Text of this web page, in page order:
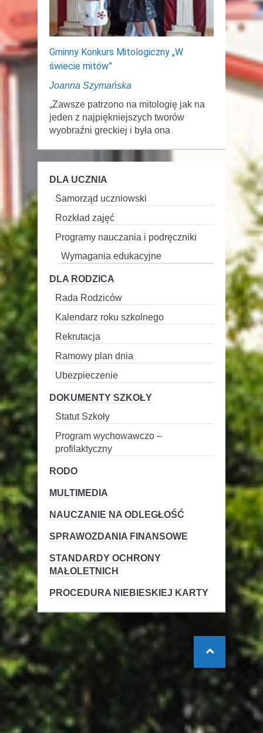
Gminny Konkurs Mitologiczny „W
świecie mitów”
Joanna Szymańska
„Zawsze patrzono na mitologię jak na
jeden z najpiękniejszych tworów
wyobraźni greckiej i była ona
DLA UCZNIA
Samorząd uczniowski
Rozkład zajęć
Programy nauczania i podręczniki
Wymagania edukacyjne
DLA RODZICA
Rada Rodziców
Kalendarz roku szkolnego
Rekrutacja
Ramowy plan dnia
Ubezpieczenie
DOKUMENTY SZKOŁY
Statut Szkoły
Program wychowawczo –
profilaktyczny
RODO
MULTIMEDIA
NAUCZANIE NA ODLEGŁOŚĆ
SPRAWOZDANIA FINANSOWE
STANDARDY OCHRONY
MAŁOLETNICH
PROCEDURA NIEBIESKIEJ KARTY